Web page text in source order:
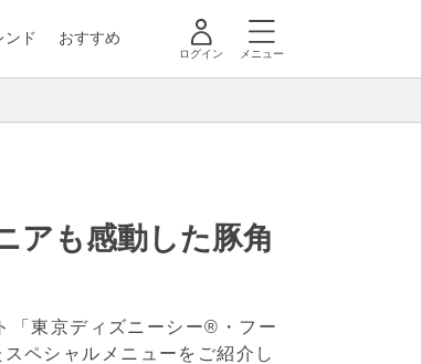
ンド おすすめ
ログイン メニュー
アも感動した豚角
「東京ディズニーシー®・フー
ペシャルメニューをご紹介し